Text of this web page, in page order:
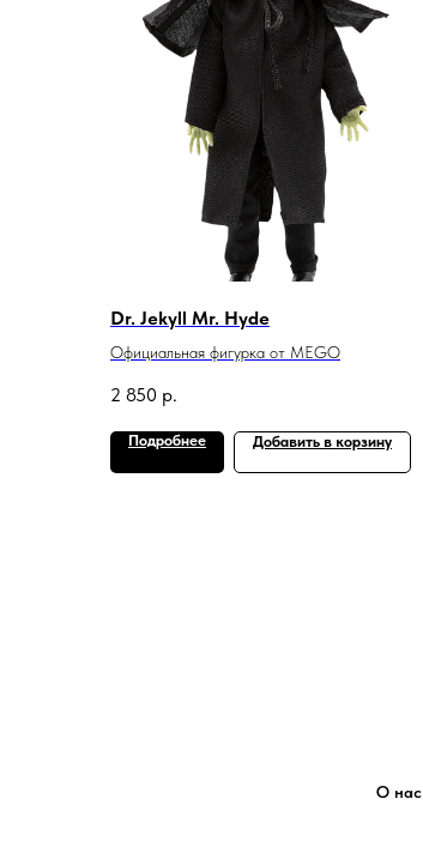
Dr. Jekyll Mr. Hyde
Официальная фигурка от MEGO
2 850 р.
Подробнее Добавить в корзину
О нас